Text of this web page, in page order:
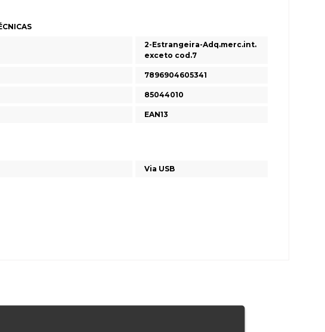
2-Estrangeira-Adq.merc.int.
exceto cod.7
7896904605341
85044010
EAN13
Via USB